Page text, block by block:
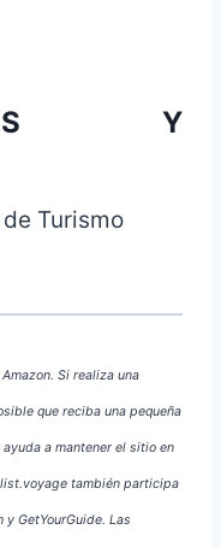
Y
Turismo
Si realiza una
que reciba una pequeña
a mantener el sitio en
también participa
GetYourGuide. Las